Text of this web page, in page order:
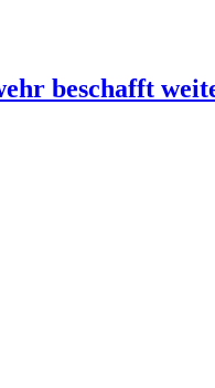
beschafft